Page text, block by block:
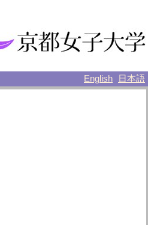
English 日本語